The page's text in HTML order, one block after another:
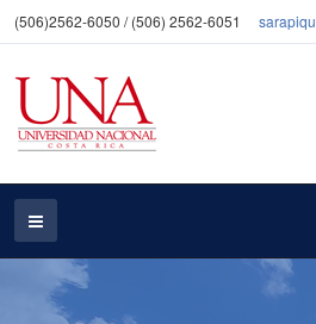
(506)2562-6050 / (506) 2562-6051